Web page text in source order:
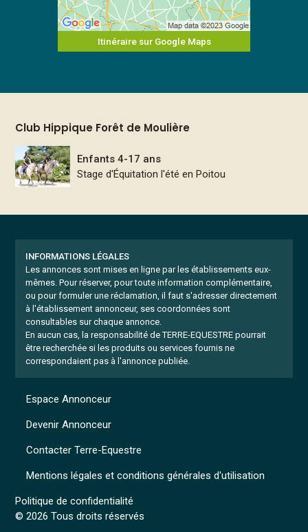
Itinéraire sur Google Maps
Club Hippique Forêt de Moulière
Enfants 4-17 ans
Stage d'Équitation l'été en Poitou
INFORMATIONS LÉGALES
Les annonces sont mises en ligne par les établissements eux-
mêmes. Pour réserver, pour toute information complémentaire,
ou pour formuler une réclamation, il faut s'adresser directement
à l'établissement annonceur, ses coordonnées sont
consultables sur chaque annonce.
En aucun cas, la responsabilité de TERRE-EQUESTRE pourrait
être recherchée si les produits ou services fournis ne
correspondaient pas à l'annonce publiée.
Mentions légales et conditions générales d'utilisation
Politique de confidentialité
© 2026 Tous droits réservés
Espace Annonceur
Devenir Annonceur
Contacter Terre-Equestre